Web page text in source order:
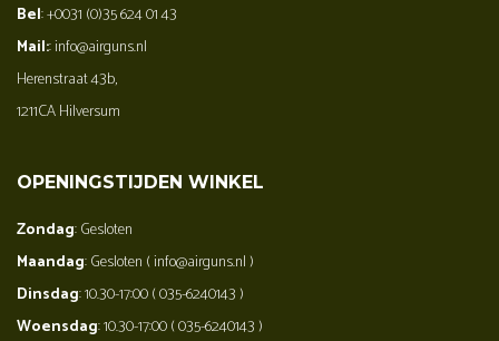
Bel: +0031 (0)35 624 01 43
Mail:: info@airguns.nl
Herenstraat 43b,
1211CA Hilversum
OPENINGSTIJDEN WINKEL
Zondag: Gesloten
Maandag: Gesloten ( info@airguns.nl )
Dinsdag: 10.30-17:00 ( 035-6240143 )
Woensdag: 10.30-17:00 ( 035-6240143 )